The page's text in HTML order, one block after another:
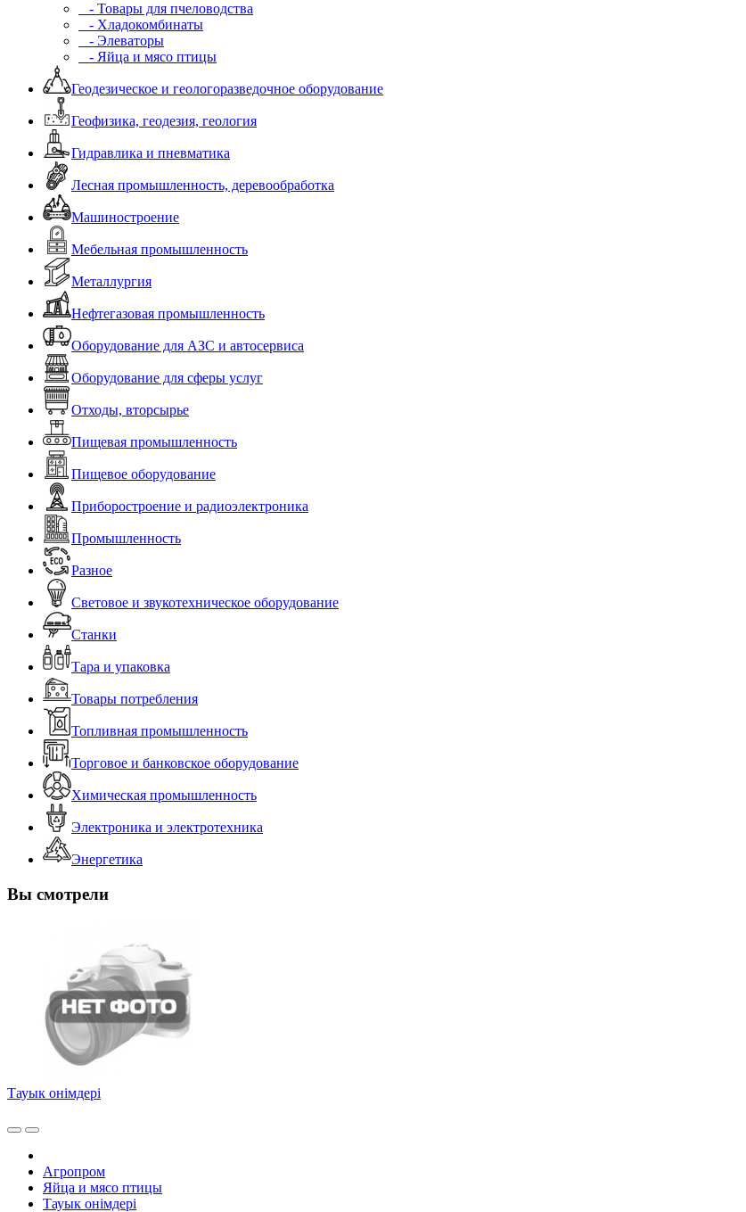
- Товары для пчеловодства
- Хладокомбинаты
- Элеваторы
- Яйца и мясо птицы
Геодезическое и геологоразведочное оборудование
Геофизика, геодезия, геология
Гидравлика и пневматика
Лесная промышленность, деревообработка
Машиностроение
Мебельная промышленность
Металлургия
Нефтегазовая промышленность
Оборудование для АЗС и автосервиса
Оборудование для сферы услуг
Отходы, вторсырье
Пищевая промышленность
Пищевое оборудование
Приборостроение и радиоэлектроника
Промышленность
Разное
Световое и звукотехническое оборудование
Станки
Тара и упаковка
Товары потребления
Топливная промышленность
Торговое и банковское оборудование
Химическая промышленность
Электроника и электротехника
Энергетика
Вы смотрели
Тауык онiмдерi
Агропром
Яйца и мясо птицы
Тауык онiмдерi